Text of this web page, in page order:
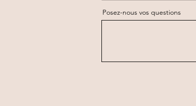
Posez-nous vos questions